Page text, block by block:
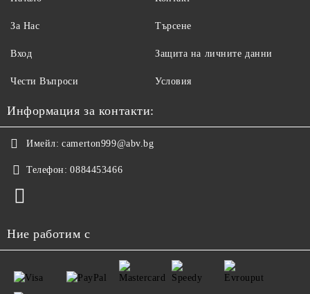
За Нас
Вход
Чести Въпроси
Търсене
Защита на личните данни
Условия
Информация за контакти:
Имейл: camerton999@abv.bg
Телефон: 0884453466
Ние работим с